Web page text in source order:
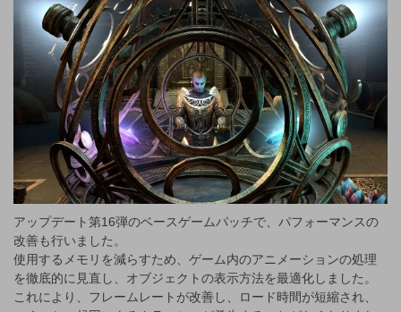
アップデート第16弾のベースゲームパッチで、パフォーマンスの
改善も行いました。
使用するメモリを減らすため、ゲーム内のアニメーションの処理
を徹底的に見直し、オブジェクトの表示方法を最適化しました。
これにより、フレームレートが改善し、ロード時間が短縮され、